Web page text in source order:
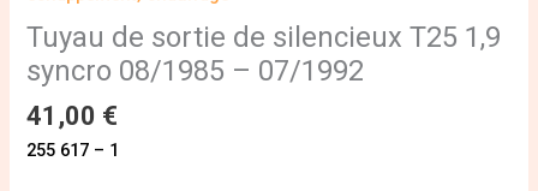
Tuyau de sortie de silencieux T25 1,9
syncro 08/1985 – 07/1992
41,00 €
255 617 – 1